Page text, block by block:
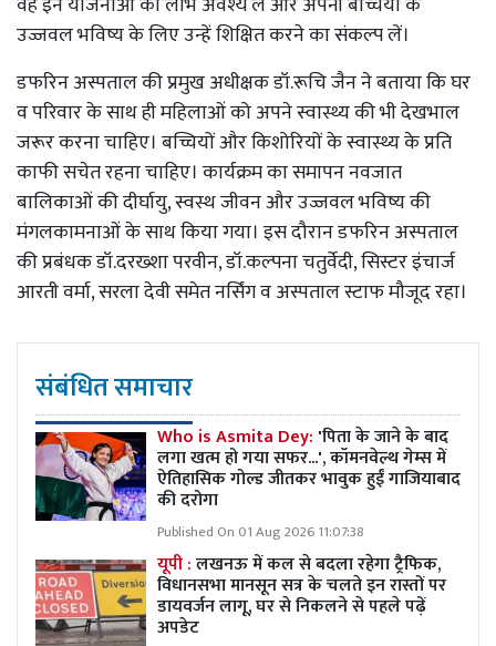
उज्जवल भविष्य के लिए उन्हें शिक्षित करने का संकल्प लें।
डफरिन अस्पताल की प्रमुख अधीक्षक डॉ.रूचि जैन ने बताया कि घर
व परिवार के साथ ही महिलाओं को अपने स्वास्थ्य की भी देखभाल
जरूर करना चाहिए। बच्चियों और किशोरियों के स्वास्थ्य के प्रति
काफी सचेत रहना चाहिए। कार्यक्रम का समापन नवजात
बालिकाओं की दीर्घायु, स्वस्थ जीवन और उज्जवल भविष्य की
मंगलकामनाओं के साथ किया गया। इस दौरान डफरिन अस्पताल
की प्रबंधक डॉ.दरख्शा परवीन, डॉ.कल्पना चतुर्वेदी, सिस्टर इंचार्ज
आरती वर्मा, सरला देवी समेत नर्सिंग व अस्पताल स्टाफ मौजूद रहा।
संबंधित समाचार
Who is Asmita Dey: 'पिता के जाने के बाद
लगा खत्म हो गया सफर...', कॉमनवेल्थ गेम्स में
ऐतिहासिक गोल्ड जीतकर भावुक हुईं गाजियाबाद
की दरोगा
Published On 01 Aug 2026 11:07:38
यूपी :लखनऊ में कल से बदला रहेगा ट्रैफिक,
विधानसभा मानसून सत्र के चलते इन रास्तों पर
डायवर्जन लागू, घर से निकलने से पहले पढ़ें
अपडेट